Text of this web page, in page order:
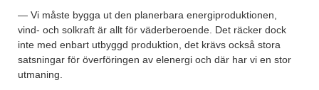
— Vi måste bygga ut den planerbara energiproduktionen,
vind- och solkraft är allt för väderberoende. Det räcker dock
inte med enbart utbyggd produktion, det krävs också stora
satsningar för överföringen av elenergi och där har vi en stor
utmaning.